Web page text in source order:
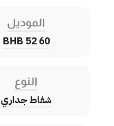
الموديل
BHB 52 60
النوع
شفاط جداري